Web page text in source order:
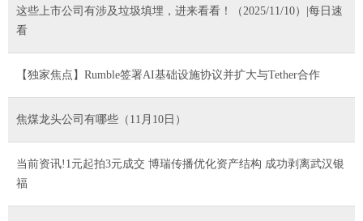
这些上市公司有涉及垃圾填埋，进来看看！（2025/11/10）|每日速
看
【独家焦点】Rumble签署AI基础设施协议并扩大与Tether合作
焦煤龙头公司有哪些（11月10日）
当前资讯!1元起拍3元成交 博瑞传播优化资产结构 成功剥离武汉银
福